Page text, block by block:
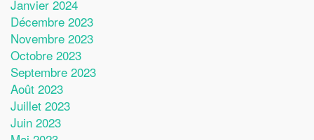
Janvier 2024
Décembre 2023
Novembre 2023
Octobre 2023
Septembre 2023
Août 2023
Juillet 2023
Juin 2023